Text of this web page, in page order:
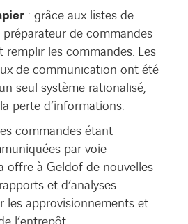
: grâce aux listes de
préparateur de commandes
remplir les commandes. Les
de communication ont été
seul système rationalisé,
perte d’informations.
commandes étant
par voie
offre à Geldof de nouvelles
et d’analyses
les approvisionnements et